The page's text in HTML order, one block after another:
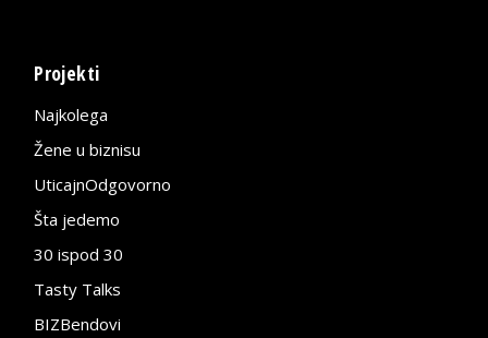
Projekti
Najkolega
Žene u biznisu
UticajnOdgovorno
Šta jedemo
30 ispod 30
Tasty Talks
BIZBendovi